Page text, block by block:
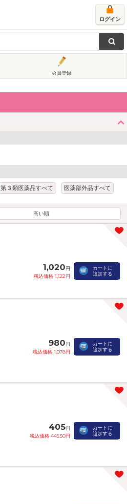
ログイン
会員登録
第３類医薬品すべて 医薬部外品すべて
高い順
1,020円
税込価格 1,122円
カートに
追加する
980円
税込価格 1,078円
カートに
追加する
405円
税込価格 445.50円
カートに
追加する